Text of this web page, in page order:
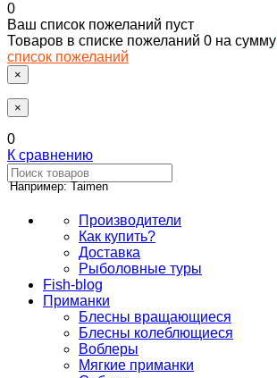
0
Ваш список пожеланий пуст
Товаров в списке пожеланий 0 на сумму
список пожеланий
×
×
0
К сравнению
Например: Taimen
Производители
Как купить?
Доставка
Рыболовные туры
Fish-blog
Приманки
Блесны вращающиеся
Блесны колеблющиеся
Воблеры
Мягкие приманки